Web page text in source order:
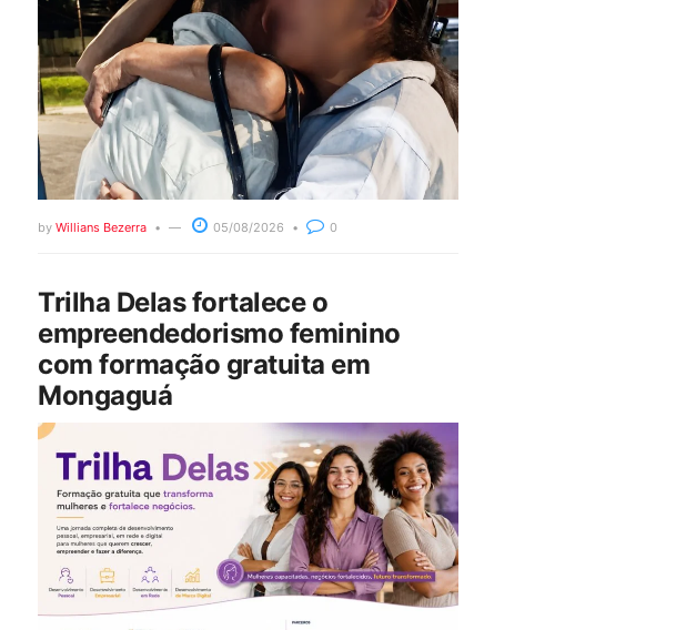
by Willians Bezerra 05/08/2026 0
Trilha Delas fortalece o
empreendedorismo feminino
com formação gratuita em
Mongaguá